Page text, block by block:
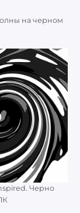
на черном
Черно